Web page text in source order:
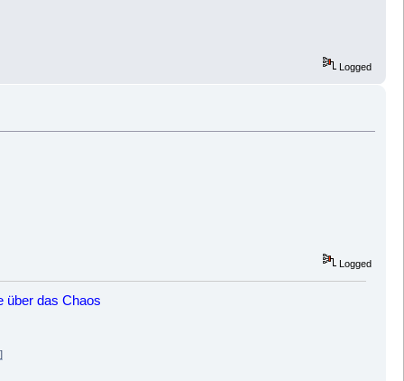
Logged
Logged
über das Chaos